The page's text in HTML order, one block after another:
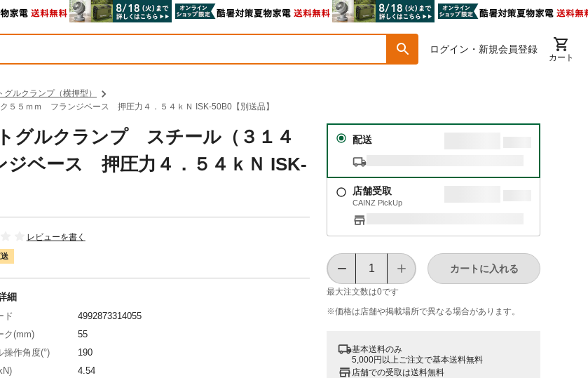
ログイン・新規会員登録
カート
グルクランプ（横押型）
５５ｍｍ フランジベース 押圧力４．５４ｋＮ ISK-50B0【別送品】
グルクランプ スチール（３１４
ベース 押圧力４．５４ｋＮ ISK-
レビューを書く
配送
店舗受取
CAINZ PickUp
最大注文数は0です
カートに入れる
※価格は​店舗や​掲載場所で​異なる​場合が​あります。
基本送料のみ
5,000円以上ご注文で基本送料無料
店舗での受取は送料無料
細
ド
4992873314055
ク(mm)
55
操作角度(°)
190
4.54